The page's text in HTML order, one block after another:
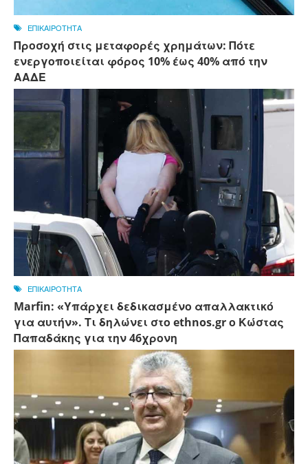
ΕΠΙΚΑΙΡΟΤΗΤΑ
Προσοχή στις μεταφορές χρημάτων: Πότε
ενεργοποιείται φόρος 10% έως 40% από την
ΑΑΔΕ
ΕΠΙΚΑΙΡΟΤΗΤΑ
Marfin: «Υπάρχει δεδικασμένο απαλλακτικό
για αυτήν». Τι δηλώνει στο ethnos.gr ο Κώστας
Παπαδάκης για την 46χρονη